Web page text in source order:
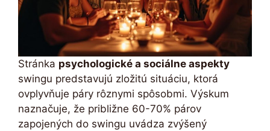
Stránka psychologické a sociálne aspekty
swingu predstavujú zložitú situáciu, ktorá
ovplyvňuje páry rôznymi spôsobmi. Výskum
naznačuje, že približne 60-70% párov
zapojených do swingu uvádza zvýšený